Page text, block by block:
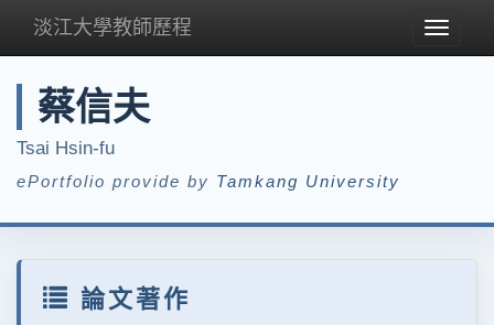
Toggle
淡江大學教師歷程
蔡信夫
Tsai Hsin-fu
ePortfolio provide by Tamkang University
論文著作